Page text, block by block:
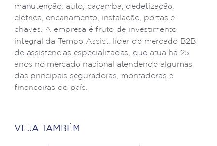
manutenção: auto, caçamba, dedetização,
elétrica, encanamento, instalação, portas e
chaves. A empresa é fruto de investimento
integral da Tempo Assist, líder do mercado B2B
de assistências especializadas, que atua há 25
anos no mercado nacional atendendo algumas
das principais seguradoras, montadoras e
financeiras do país.
VEJA TAMBÉM